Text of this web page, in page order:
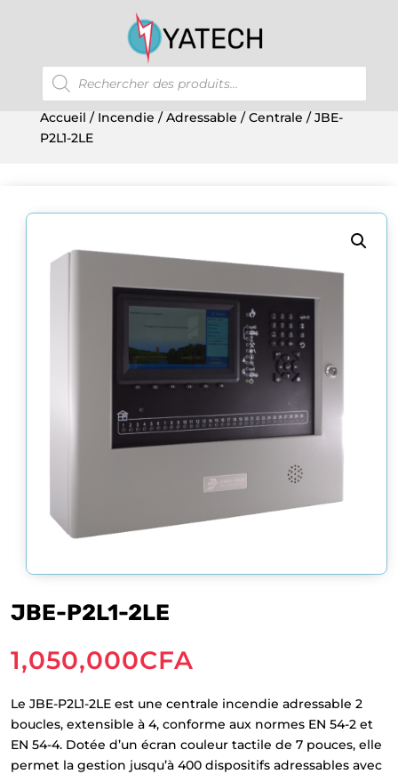
Recherche
de
produits
Accueil / Incendie /Adressable /Centrale / JBE-
P2L1-2LE
JBE-P2L1-2LE
1,050,000CFA
Le JBE-P2L1-2LE est une centrale incendie adressable 2
boucles, extensible à 4, conforme aux normes EN 54-2 et
EN 54-4. Dotée d’un écran couleur tactile de 7 pouces, elle
permet la gestion jusqu’à 400 dispositifs adressables avec